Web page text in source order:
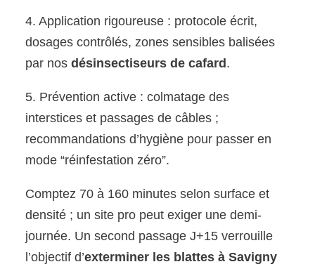
4. Application rigoureuse : protocole écrit,
dosages contrôlés, zones sensibles balisées
par nosdésinsectiseurs de cafard.
5. Prévention active : colmatage des
interstices et passages de câbles ;
recommandations d’hygiène pour passer en
mode “réinfestation zéro”.
Comptez 70 à 160 minutes selon surface et
densité ; un site pro peut exiger une demi-
journée. Un second passage J+15 verrouille
l’objectif d’exterminer les blattes à Savigny